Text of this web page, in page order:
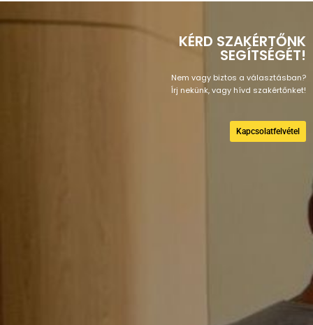
KÉRD SZAKÉRTŐNK
SEGÍTSÉGÉT!
Nem vagy biztos a választásban?
Írj nekünk, vagy hívd szakértőnket!
Kapcsolatfelvétel